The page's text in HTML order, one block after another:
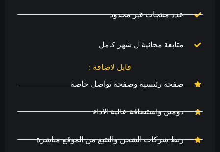
عدد منتجات غير محدود
متابعة مجانية ل شهر كامل
قابل لاضافة :
صفحة رئيسية وصفحة تواصل خاصة
دومين واستضافة عالية الاداء
ربط شركات الشحن والتتبع من الموقع مباشرة